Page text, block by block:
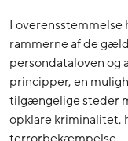
I
rammerne af de
persondataloven og
principper, en
tilgængelige steder
opklare kriminalitet,